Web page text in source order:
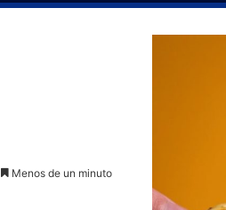
Menos de un minuto